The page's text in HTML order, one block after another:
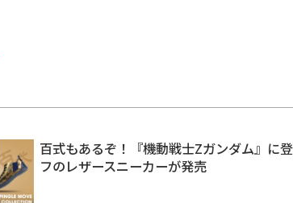
百式もあるぞ！『機動戦士Zガンダム』に
フのレザースニーカーが発売